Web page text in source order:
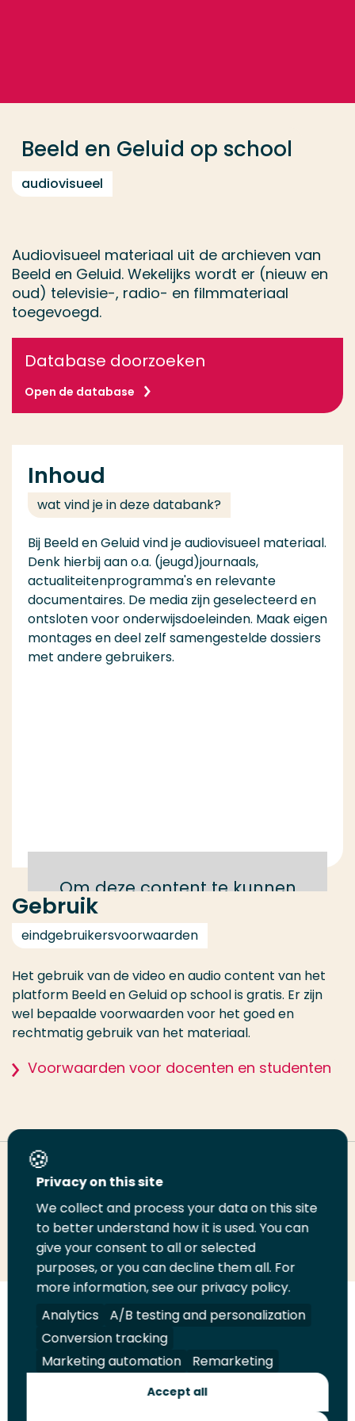
Beeld en Geluid op school
audiovisueel
Audiovisueel materiaal uit de archieven van
Beeld en Geluid. Wekelijks wordt er (nieuw en
oud) televisie-, radio- en filmmateriaal
toegevoegd.
Database doorzoeken
Open de database
Inhoud
wat vind je in deze databank?
Bij Beeld en Geluid vind je audiovisueel materiaal.
Denk hierbij aan o.a. (jeugd)journaals,
actualiteitenprogramma's en relevante
documentaires. De media zijn geselecteerd en
ontsloten voor onderwijsdoeleinden. Maak eigen
montages en deel zelf samengestelde dossiers
met andere gebruikers.
Om deze content te kunnen
bekijken moet je de cookies
accepteren
Schakel cookies in
Gebruik
eindgebruikersvoorwaarden
Het gebruik van de video en audio content van het
platform Beeld en Geluid op school is gratis. Er zijn
wel bepaalde voorwaarden voor het goed en
rechtmatig gebruik van het materiaal.
Voorwaarden voor docenten en studenten
Deel deze pagina
Deel
LinkedIn
Deel
op
Twitter
Deel
op
Facebook
Email
deze
pagina
Print
deze
pagina
Volg
ons
op
LinkedIn
Volg
ons
op
Facebook
Volg
ons
op
YouTube
Volg
ons
op
Instagram
Juridisch Security A-Z Index
Contact
Opleiding
Contact
Privacy on this site
We collect and process your data on this site
to better understand how it is used. You can
give your consent to all or selected
purposes, or you can decline them all. For
more information, see our privacy policy.
Analytics
A/B testing and personalization
Conversion tracking
Marketing automation
Remarketing
Accept all